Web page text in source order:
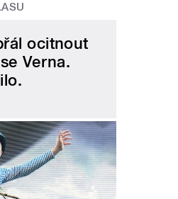
ocitnout
Verna.